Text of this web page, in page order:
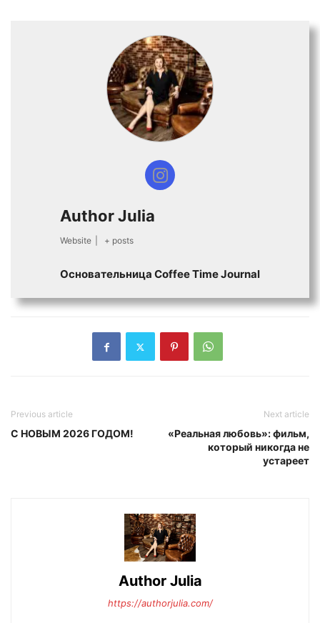
Author Julia
Website + posts
Основательница Сoffee Time Journal
Previous article
С НОВЫМ 2026 ГОДОМ!
Next article
«Реальная любовь»: фильм,
который никогда не
устареет
Author Julia
https://authorjulia.com/